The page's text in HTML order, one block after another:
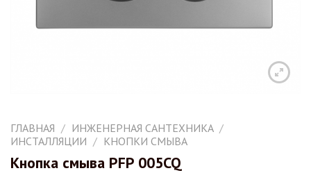
ГЛАВНАЯ / ИНЖЕНЕРНАЯ САНТЕХНИКА /
ИНСТАЛЛЯЦИИ / КНОПКИ СМЫВА
Кнопка смыва PFP 005CQ